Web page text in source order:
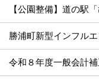
勝浦町新型インフル
令和８年度一般会計